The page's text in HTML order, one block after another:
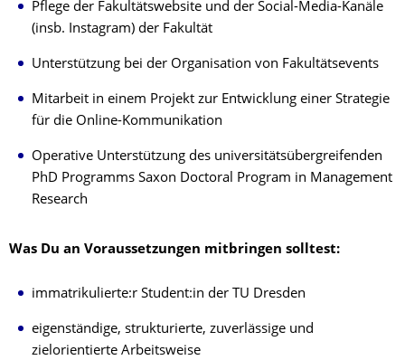
Pflege der Fakultätswebsite und der Social-Media-Kanäle
(insb. Instagram) der Fakultät
Unterstützung bei der Organisation von Fakultätsevents
Mitarbeit in einem Projekt zur Entwicklung einer Strategie
für die Online-Kommunikation
Operative Unterstützung des universitätsübergreifenden
PhD Programms Saxon Doctoral Program in Management
Research
Was Du an Voraussetzungen mitbringen solltest:
immatrikulierte:r Student:in der TU Dresden
eigenständige, strukturierte, zuverlässige und
zielorientierte Arbeitsweise